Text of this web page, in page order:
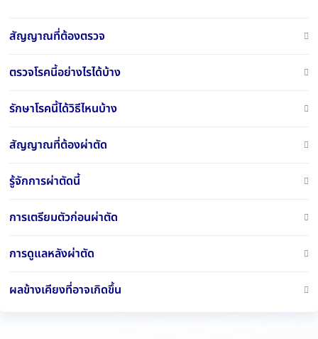
สัญญาณที่ต้องตรวจ
ตรวจโรคนี้อย่างไรได้บ้าง
รักษาโรคนี้ได้วิธีไหนบ้าง
สัญญาณที่ต้องผ่าตัด
รู้จักการผ่าตัดนี้
การเตรียมตัวก่อนผ่าตัด
การดูแลหลังผ่าตัด
ผลข้างเคียงที่อาจเกิดขึ้น